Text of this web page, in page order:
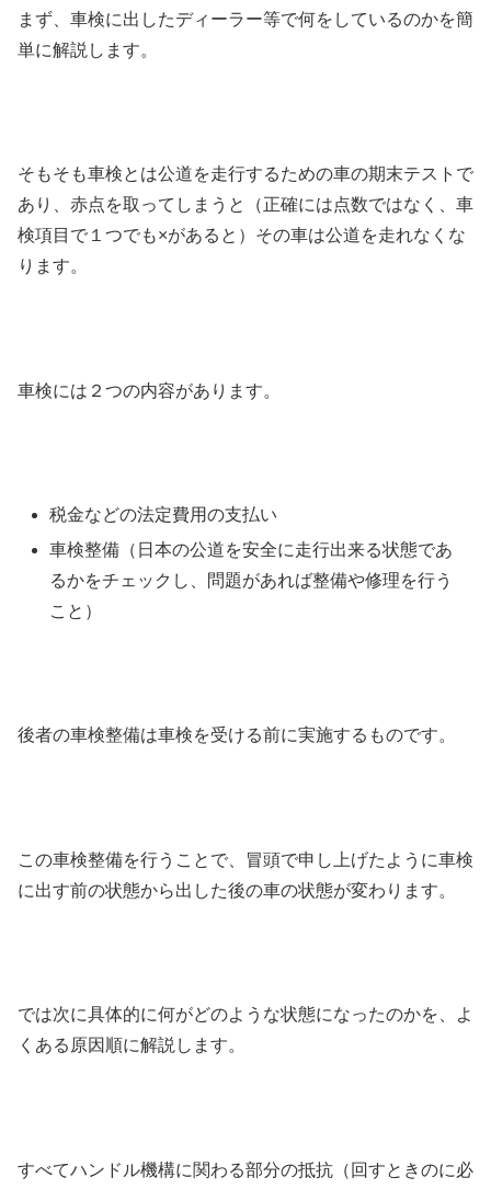
まず、車検に出したディーラー等で何をしているのかを簡
単に解説します。
そもそも車検とは公道を走行するための車の期末テストで
あり、赤点を取ってしまうと（正確には点数ではなく、車
検項目で１つでも×があると）その車は公道を走れなくな
ります。
車検には２つの内容があります。
税金などの法定費用の支払い
車検整備（日本の公道を安全に走行出来る状態であ
るかをチェックし、問題があれば整備や修理を行う
こと）
後者の車検整備は車検を受ける前に実施するものです。
この車検整備を行うことで、冒頭で申し上げたように車検
に出す前の状態から出した後の車の状態が変わります。
では次に具体的に何がどのような状態になったのかを、よ
くある原因順に解説します。
すべてハンドル機構に関わる部分の抵抗（回すときのに必